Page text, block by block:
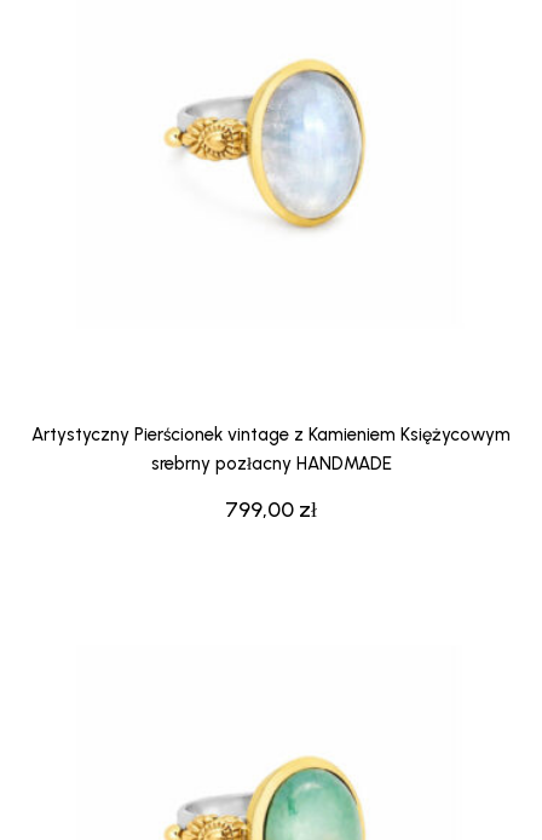
799,00 zł
Artystyczny Pierścionek vintage z Kamieniem Księżycowym
srebrny pozłacny HANDMADE